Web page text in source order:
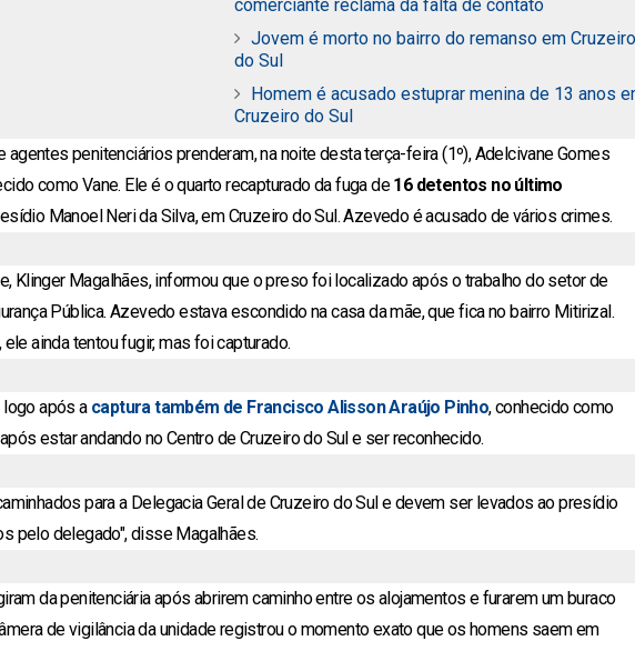
comerciante reclama da falta de contato
Jovem é morto no bairro do remanso em Cruzeiro
do Sul
Homem é acusado estuprar menina de 13 anos
Cruzeiro do Sul
agentes penitenciários prenderam, na noite desta terça-feira (1º), Adelcivane Gomes
como Vane. Ele é o quarto recapturado da fuga de16 detentos no último
Manoel Neri da Silva, em Cruzeiro do Sul. Azevedo é acusado de vários crimes.
Klinger Magalhães, informou que o preso foi localizado após o trabalho do setor de
Pública. Azevedo estava escondido na casa da mãe, que fica no bairro Mitirizal.
ainda tentou fugir, mas foi capturado.
após a captura também de Francisco Alisson Araújo Pinho, conhecido como
estar andando no Centro de Cruzeiro do Sul e ser reconhecido.
para a Delegacia Geral de Cruzeiro do Sul e devem ser levados ao presídio
pelo delegado", disse Magalhães.
da penitenciária após abrirem caminho entre os alojamentos e furarem um buraco
de vigilância da unidade registrou o momento exatoque os homens saem em